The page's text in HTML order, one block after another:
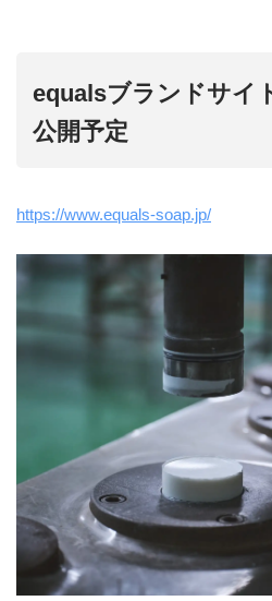
equalsブランドサイ
公開予定
https://www.equals-soap.jp/